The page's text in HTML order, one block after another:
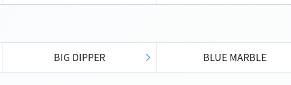
BIG DIPPER BLUE MARBLE